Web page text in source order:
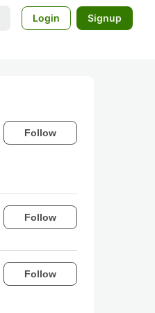
Login Signup
Follow
Follow
Follow